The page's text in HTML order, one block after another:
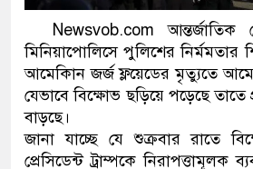
জড়িত
Newsvob.com আন্তর্জাতিক
মিনিয়াপোলিসে পুলিশের নির্মমতার
আমেকিান জর্জ ফ্লয়েডের মৃত্যুতে
যেভাবে বিক্ষোভ ছড়িয়ে পড়েছে তাতে
বাড়ছে।
জানা যাচ্ছে যে শুক্রবার রাতে
প্রেসিডেন্ট ট্রাম্পকে নিরাপত্তামূলক